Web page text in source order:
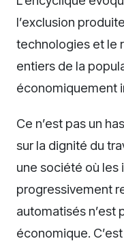
l’exclusion
technologies et le
entiers de la
économiquement
Ce n’est pas un
sur la dignité du
une société où les
progressivement
automatisés n’est
économique.